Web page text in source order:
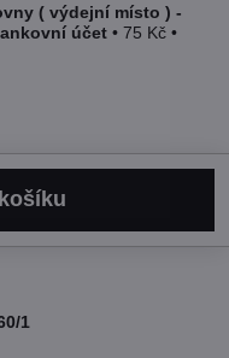
( výdejní místo ) -
účet • 75 Kč •
košíku
1